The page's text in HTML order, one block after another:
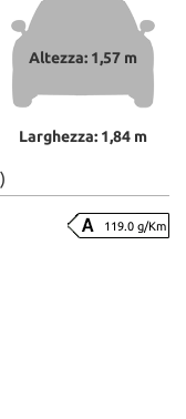
Altezza: 1,57 m
Larghezza: 1,84 m
119.0 g/Km